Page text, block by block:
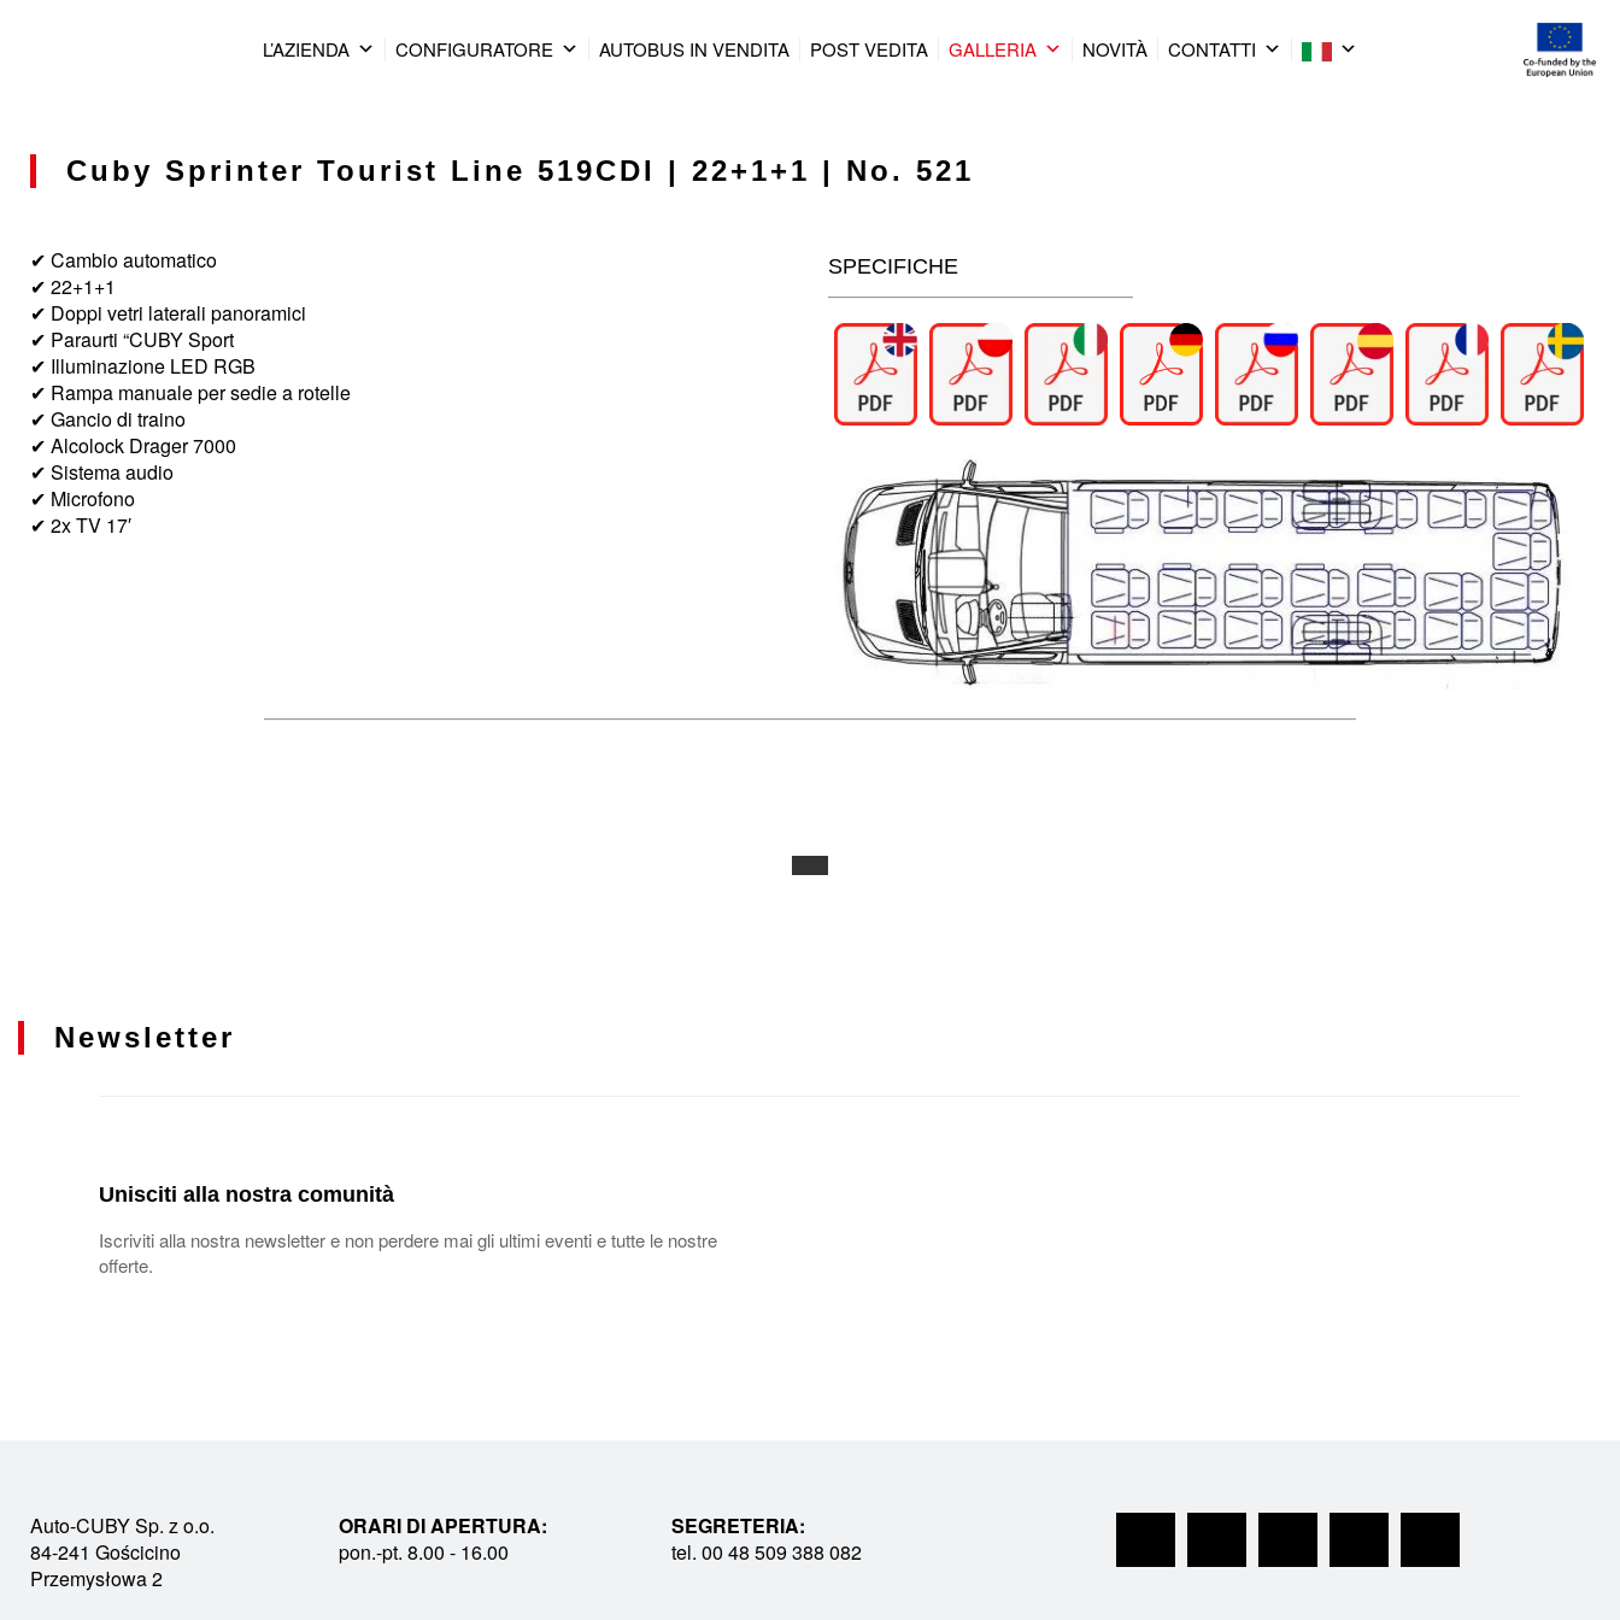
L’AZIENDA CONFIGURATORE AUTOBUS IN VENDITA POST VEDITA GALLERIA NOVITÀ CONTATTI
Cuby Sprinter Tourist Line 519CDI | 22+1+1 | No. 521
✔ Cambio automatico
✔ 22+1+1
✔ Doppi vetri laterali panoramici
✔ Paraurti “CUBY Sport
✔ Illuminazione LED RGB
✔ Rampa manuale per sedie a rotelle
✔ Gancio di traino
✔ Alcolock Drager 7000
✔ Sistema audio
✔ Microfono
✔ 2x TV 17′
SPECIFICHE
Newsletter
Unisciti alla nostra comunità
Iscriviti alla nostra newsletter e non perdere mai gli ultimi eventi e tutte le nostre
offerte.
Auto-CUBY Sp. z o.o.
84-241 Gościcino
Przemysłowa 2
ORARI DI APERTURA:
pon.-pt. 8.00 - 16.00
SEGRETERIA:
tel. 00 48 509 388 082